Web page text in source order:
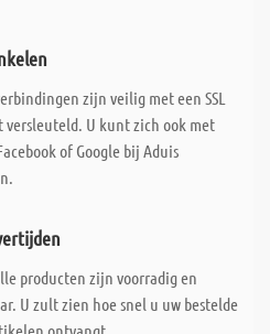
zijn veilig met een SSL
U kunt zich ook met
of Google bij Aduis
producten zijn voorradig en
U zult zien hoe snel u uw bestelde